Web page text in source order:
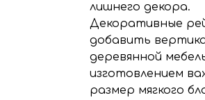
лишнего декора.
Декоративные
добавить
деревянной
изготовлением
размер мягкого